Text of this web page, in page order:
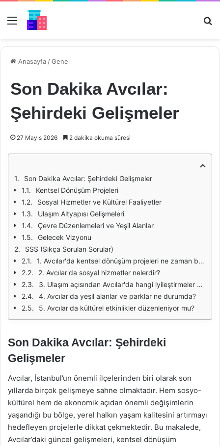
Menü
Anasayfa /Genel
Son Dakika Avcılar:
Şehirdeki Gelişmeler
27 Mayıs 2026 2 dakika okuma süresi
Son Dakika Avcılar: Şehirdeki Gelişmeler
Kentsel Dönüşüm Projeleri
Sosyal Hizmetler ve Kültürel Faaliyetler
Ulaşım Altyapısı Gelişmeleri
Çevre Düzenlemeleri ve Yeşil Alanlar
Gelecek Vizyonu
SSS (Sıkça Sorulan Sorular)
1. Avcılar'da kentsel dönüşüm projeleri ne zaman başladı?
2. Avcılar'da sosyal hizmetler nelerdir?
3. Ulaşım açısından Avcılar'da hangi iyileştirmeler yapıldı?
4. Avcılar'da yeşil alanlar ve parklar ne durumda?
5. Avcılar'da kültürel etkinlikler düzenleniyor mu?
Son Dakika Avcılar: Şehirdeki
Gelişmeler
Avcılar, İstanbul’un önemli ilçelerinden biri olarak son
yıllarda birçok gelişmeye sahne olmaktadır. Hem sosyo-
kültürel hem de ekonomik açıdan önemli değişimlerin
yaşandığı bu bölge, yerel halkın yaşam kalitesini artırmayı
hedefleyen projelerle dikkat çekmektedir. Bu makalede,
Avcılar’daki güncel gelişmeleri, kentsel dönüşüm